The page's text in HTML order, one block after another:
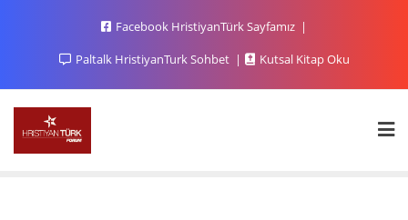
Facebook HristiyanTürk Sayfamız
Paltalk HristiyanTurk Sohbet
Kutsal Kitap Oku